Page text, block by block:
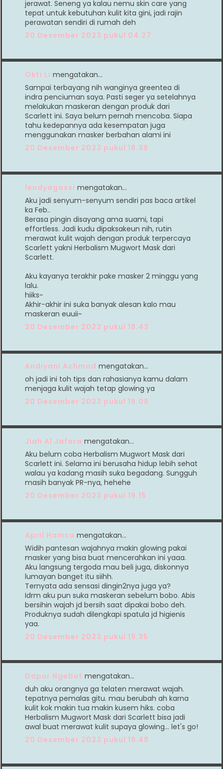
jerawat. Seneng ya kalau nemu skin care yang
tepat untuk kebutuhan kulit kita gini, jadi rajin
perawatan sendiri di rumah deh
20 Desember 2023 pukul 04.27
Okti Li mengatakan…
Sampai terbayang nih wanginya greentea di
indra penciuman saya. Pasti seger ya setelahnya
melakukan maskeran dengan produk dari
Scarlett ini. Saya belum pernah mencoba. Siapa
tahu kedepannya ada kesempatan juga
menggunakan masker berbahan alami ini
20 Desember 2023 pukul 18.38
lendyagassi mengatakan…
Aku jadi senyum-senyum sendiri pas baca artikel
ka Feb..
Berasa pingin disayang ama suami, tapi
effortless. Jadi kudu dipaksakeun nih, rutin
merawat kulit wajah dengan produk terpercaya
Scarlett yakni Herbalism Mugwort Mask dari
Scarlett.
Aku kayanya terakhir pake masker 2 minggu yang
lalu.
hiiks~
Akhir-akhir ini suka banyak alesan kalo mau
maskeran euuii~
20 Desember 2023 pukul 18.43
Andiyani Achmad mengatakan…
oh jadi ini toh tips dan rahasianya kamu dalam
menjaga kulit wajah tetap glowing ya
20 Desember 2023 pukul 19.06
Jiah Al Jafara mengatakan…
Aku belum coba Herbalism Mugwort Mask dari
Scarlett ini. Selama ini berusaha hidup lebih sehat
walau ya kadang masih suka begadang. Sungguh
masih banyak PR-nya, hehehe
20 Desember 2023 pukul 19.15
April Hamsa mengatakan…
Widih pantesan wajahnya makin glowing pakai
masker yang bisa buat mencerahkan ini yaaa.
Aku langsung tergoda mau beli juga, diskonnya
lumayan banget itu siihh.
Ternyata ada sensasi dingin2nya juga ya?
Idrm aku pun suka maskeran sebelum bobo. Abis
bersihin wajah jd bersih saat dipakai bobo deh.
Produknya sudah dilengkapi spatula jd higienis
yaa.
20 Desember 2023 pukul 19.35
Dapur Ngebut mengatakan…
duh aku orangnya ga telaten merawat wajah.
tepatnya pemalas gitu. mau berubah ah karna
kulit kok makin tua makin kusem hiks. coba
Herbalism Mugwort Mask dari Scarlett bisa jadi
awal buat merawat kulit supaya glowing... let's go!
20 Desember 2023 pukul 19.48